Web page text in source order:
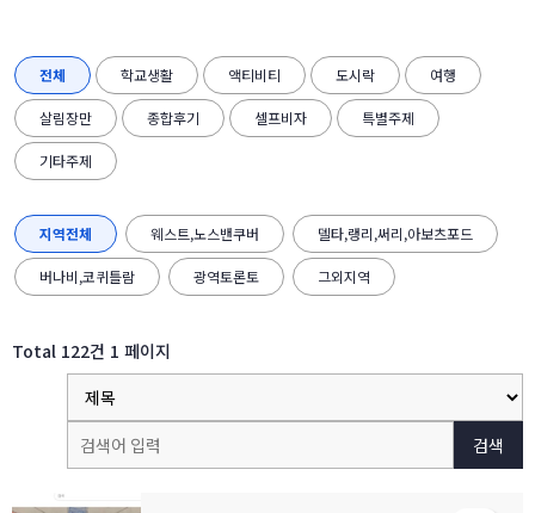
전체 학교생활 액티비티 도시락 여행
살림장만 종합후기 셀프비자 특별주제
기타주제
지역전체 웨스트,노스밴쿠버 델타,랭리,써리,아보츠포드
버나비,코퀴틀람 광역토론토 그외지역
Total 122건 1 페이지
검색